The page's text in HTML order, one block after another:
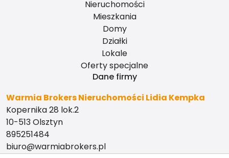
Nieruchomości
Mieszkania
Domy
Działki
Lokale
Oferty specjalne
Dane firmy
Warmia Brokers Nieruchomości Lidia Kempka
Kopernika 28 lok.2
10-513 Olsztyn
895251484
biuro@warmiabrokers.pl